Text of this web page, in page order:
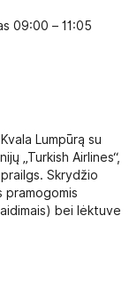
09:00 – 11:05
Lumpūrą su
„Turkish Airlines“,
Skrydžio
pramogomis
bei lėktuve